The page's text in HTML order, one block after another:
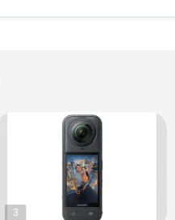
3